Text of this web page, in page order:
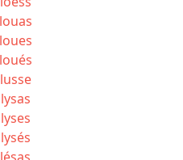
louas
loues
loués
lusse
lysas
lyses
lysés